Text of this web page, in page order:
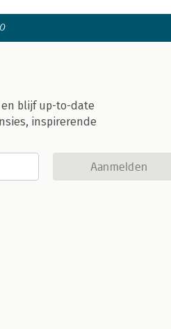
blijf up-to-date
inspirerende
Aanmelden